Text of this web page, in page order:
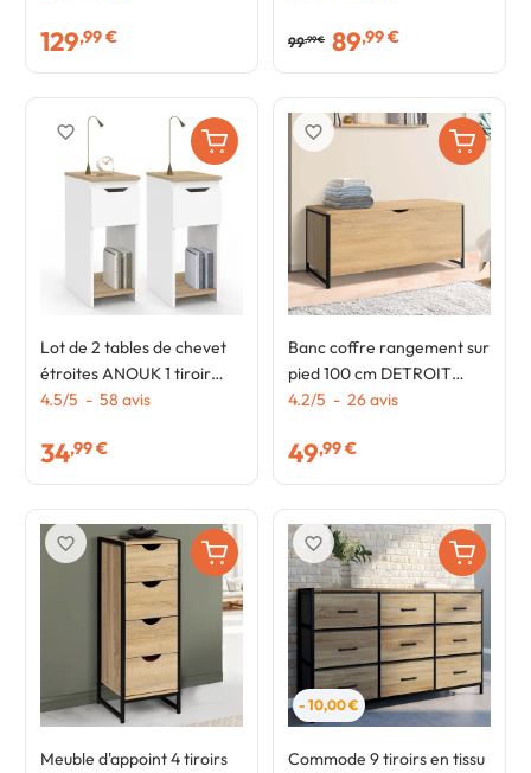
129,99 € 99,99 € 89,99 €
Lot de 2 tables de chevet
étroites ANOUK 1 tiroir
avec niche blanc et bois
4.5/5 - 58 avis
34,99 €
favorite_border
Banc coffre rangement sur
pied 100 cm DETROIT
design industriel
4.2/5 - 26avis
49,99 €
favorite_border
Meuble d'appoint 4 tiroirs
favorite_border
- 10,00 €
Commode 9 tiroirs en tissu
favorite_border